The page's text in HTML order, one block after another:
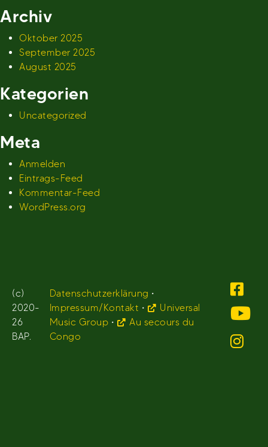
Archiv
Oktober 2025
September 2025
August 2025
Kategorien
Uncategorized
Meta
Anmelden
Eintrags-Feed
Kommentar-Feed
WordPress.org
(c)
2020-
26
BAP.
Datenschutzerklärung •
Impressum/Kontakt •
Universal
Music Group •
Au secours du
Congo